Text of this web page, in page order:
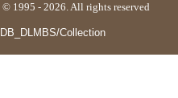
1995 - 2026. All rights reserved
Collection